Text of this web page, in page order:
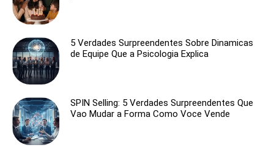
5 Verdades Surpreendentes Sobre Dinamicas
de Equipe Que a Psicologia Explica
SPIN Selling: 5 Verdades Surpreendentes Que
Vao Mudar a Forma Como Voce Vende